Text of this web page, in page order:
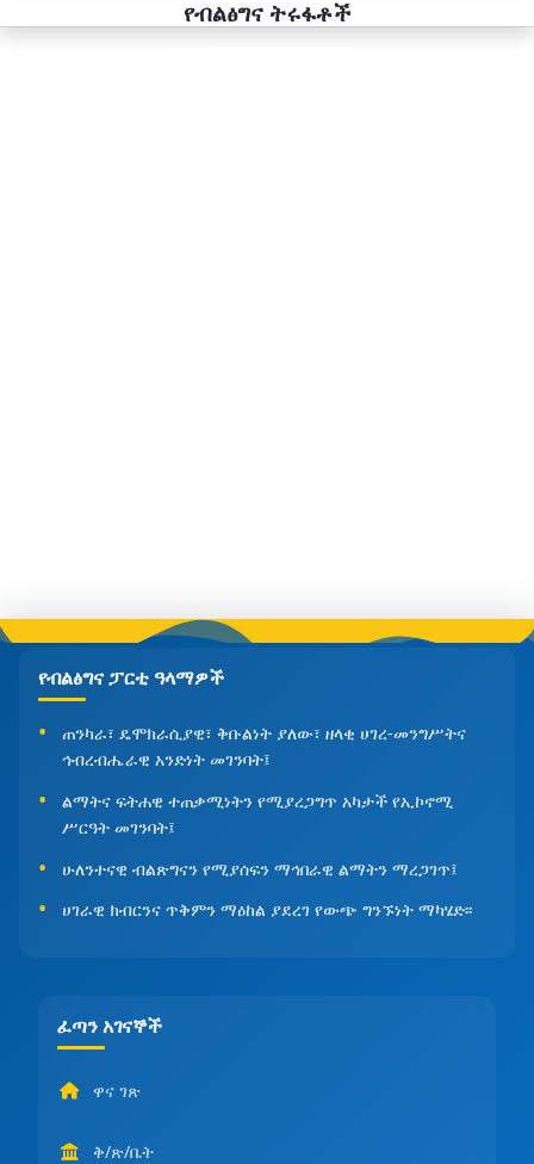
የብልፅግና ትሩፋቶች
የብልፅግና ፓርቲ ዓላማዎች
ጠንካራ፣ ዴሞክራሲያዊ፣ ቅቡልነት ያለው፣ ዘላቂ ሀገረ-መንግሥትና
ኅብረብሔራዊ አንድነት መገንባት፤
ልማትና ፍትሐዊ ተጠቃሚነትን የሚያረጋግጥ አካታች የኢኮኖሚ
ሥርዓት መገንባት፤
ሁለንተናዊ ብልጽግናን የሚያሰፍን ማኅበራዊ ልማትን ማረጋገጥ፤
ሀገራዊ ክብርንና ጥቅምን ማዕከል ያደረገ የውጭ ግንኙነት ማካሄድ፡፡
ፈጣን አገናኞች
ዋና ገጽ
ቅ/ጽ/ቤት